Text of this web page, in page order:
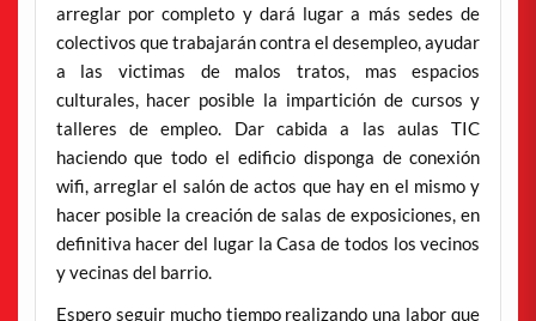
arreglar por completo y dará lugar a más sedes de
colectivos que trabajarán contra el desempleo, ayudar
a las victimas de malos tratos, mas espacios
culturales, hacer posible la impartición de cursos y
talleres de empleo. Dar cabida a las aulas TIC
haciendo que todo el edificio disponga de conexión
wifi, arreglar el salón de actos que hay en el mismo y
hacer posible la creación de salas de exposiciones, en
definitiva hacer del lugar la Casa de todos los vecinos
y vecinas del barrio.
Espero seguir mucho tiempo realizando una labor que